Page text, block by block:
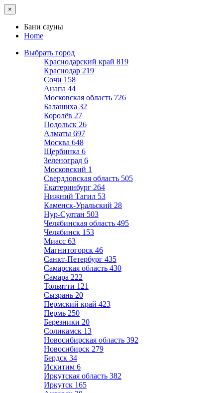
×
Бани сауны
Home
Выбрать город
Краснодарский край 819
Краснодар 219
Сочи 158
Анапа 44
Московская область 726
Балашиха 32
Королёв 27
Подольск 26
Алматы 697
Москва 648
Щербинка 6
Зеленоград 6
Московский 1
Свердловская область 505
Екатеринбург 264
Нижний Тагил 53
Каменск-Уральский 28
Нур-Султан 503
Челябинская область 495
Челябинск 153
Миасс 63
Магнитогорск 46
Санкт-Петербург 435
Самарская область 430
Самара 222
Тольятти 121
Сызрань 20
Пермский край 423
Пермь 250
Березники 20
Соликамск 13
Новосибирская область 392
Новосибирск 279
Бердск 34
Искитим 6
Иркутская область 382
Иркутск 165